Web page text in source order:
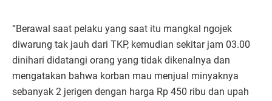
“Berawal saat pelaku yang saat itu mangkal ngojek
diwarung tak jauh dari TKP, kemudian sekitar jam 03.00
dinihari didatangi orang yang tidak dikenalnya dan
mengatakan bahwa korban mau menjual minyaknya
sebanyak 2 jerigen dengan harga Rp 450 ribu dan upah